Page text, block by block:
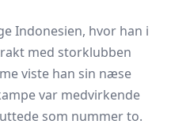
Indonesien, hvor han i
med storklubben
viste han sin næse
var medvirkende
som nummer to.